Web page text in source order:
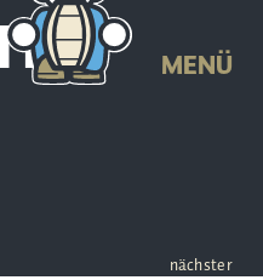
MENÜ
nächster